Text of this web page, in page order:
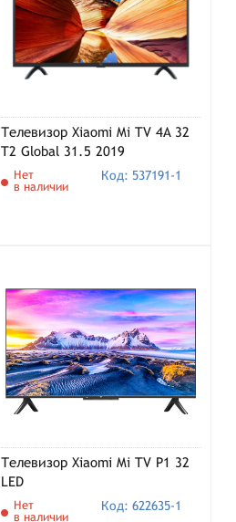
Телевизор Xiaomi Mi TV 4A 32
T2 Global 31.5 2019
Нет
в наличии
Код: 537191-1
Телевизор Xiaomi Mi TV P1 32
LED
Нет
в наличии
Код: 622635-1